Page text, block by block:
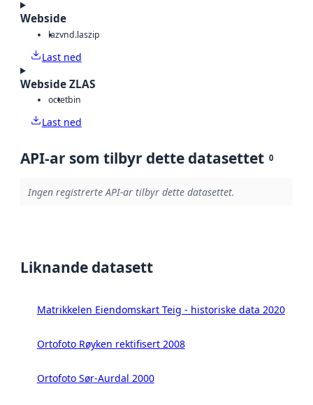
Webside
lazvnd.laszip
Last ned
Webside ZLAS
octetbin
Last ned
API-ar som tilbyr dette datasettet 0
Ingen registrerte API-ar tilbyr dette datasettet.
Liknande datasett
Matrikkelen Eiendomskart Teig - historiske data 2020
Ortofoto Røyken rektifisert 2008
Ortofoto Sør-Aurdal 2000